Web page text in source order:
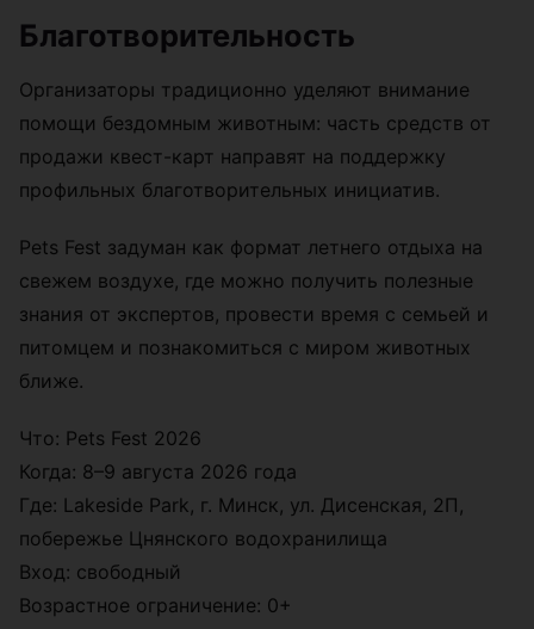
Благотворительность
Организаторы традиционно уделяют внимание
помощи бездомным животным: часть средств от
продажи квест-карт направят на поддержку
профильных благотворительных инициатив.
Pets Fest задуман как формат летнего отдыха на
свежем воздухе, где можно получить полезные
знания от экспертов, провести время с семьей и
питомцем и познакомиться с миром животных
ближе.
Что: Pets Fest 2026
Когда: 8–9 августа 2026 года
Где: Lakeside Park, г. Минск, ул. Дисенская, 2П,
побережье Цнянского водохранилища
Вход: свободный
Возрастное ограничение: 0+